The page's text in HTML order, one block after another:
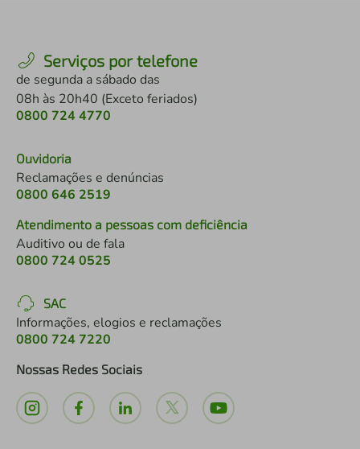
Serviços por telefone
de segunda a sábado das
08h às 20h40 (Exceto feriados)
0800 724 4770
Ouvidoria
Reclamações e denúncias
0800 646 2519
Atendimento a pessoas com deficiência
Auditivo ou de fala
0800 724 0525
SAC
Informações, elogios e reclamações
0800 724 7220
Nossas Redes Sociais